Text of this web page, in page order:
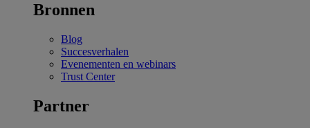
Bronnen
Blog
Succesverhalen
Evenementen en webinars
Trust Center
Partner